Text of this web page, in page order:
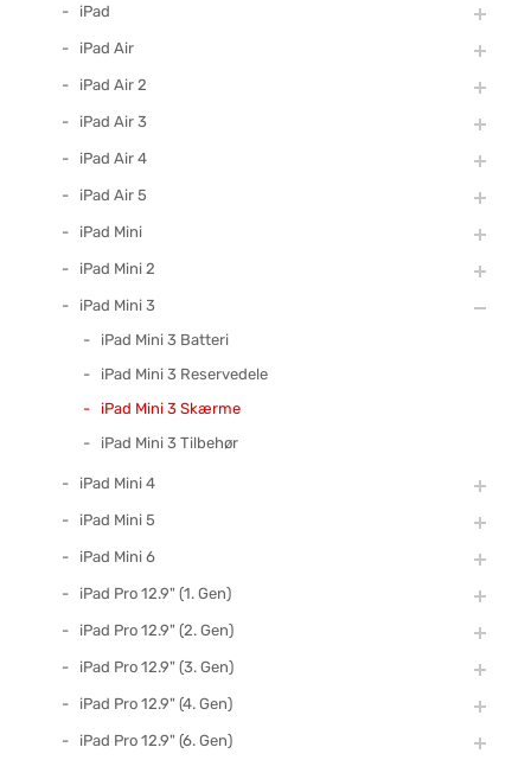
iPad
iPad Air
iPad Air 2
iPad Air 3
iPad Air 4
iPad Air 5
iPad Mini
iPad Mini 2
iPad Mini 3
iPad Mini 3 Batteri
iPad Mini 3 Reservedele
iPad Mini 3 Skærme
iPad Mini 3 Tilbehør
iPad Mini 4
iPad Mini 5
iPad Mini 6
iPad Pro 12.9" (1. Gen)
iPad Pro 12.9" (2. Gen)
iPad Pro 12.9" (3. Gen)
iPad Pro 12.9" (4. Gen)
iPad Pro 12.9" (6. Gen)